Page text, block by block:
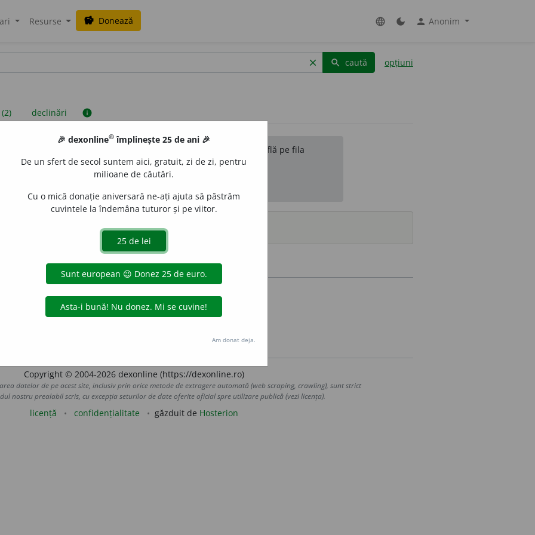
Resurse savings Donează language dark_mode person Anonim
clear search caută opțiuni
declinări info
sunt compilate de echipa dexonline. Definițiile originale se află pe fila
reordona filele pe pagina depreferințe.
surse
fila
Copyright © 2004-2026 dexonline (https://dexonline.ro)
datelor de pe acest site, inclusiv prin orice metode de extragere automată (web scraping, crawling), sunt strict
nostru prealabil scris, cu excepția seturilor de date oferite oficial spre utilizare publică (vezi licența).
licență confidențialitate găzduit de Hosterion
🎉 dexonline® împlinește 25 de ani 🎉
De un sfert de secol suntem aici, gratuit, zi de zi, pentru
milioane de căutări.
Cu o mică donație aniversară ne-ați ajuta să păstrăm
cuvintele la îndemâna tuturor și pe viitor.
Am donat deja.